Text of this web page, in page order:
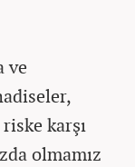
ve
karşı
olmamız